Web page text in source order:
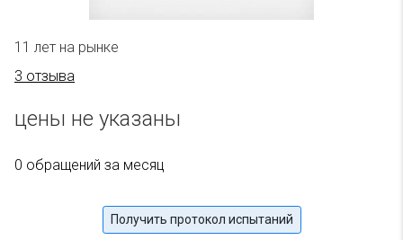
11 лет на рынке
3 отзыва
цены не указаны
0 обращений за месяц
Получить протокол испытаний